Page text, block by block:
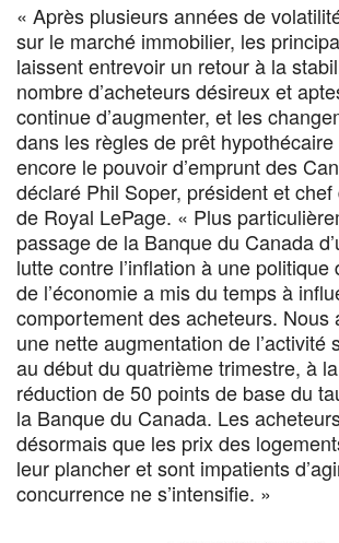
« Après plusieurs années de
sur le marché immobilier, les
laissent entrevoir un retour à la
nombre d’acheteurs désireux et
continue d’augmenter, et les
dans les règles de prêt
encore le pouvoir d’emprunt des
déclaré Phil Soper, président et
de Royal LePage. « Plus
passage de la Banque du Canada
lutte contre l’inflation à une politique
de l’économie a mis du temps à
comportement des acheteurs. Nous
une nette augmentation de l’activité
au début du quatrième trimestre, à
réduction de 50 points de base du
la Banque du Canada. Les
désormais que les prix des
leur plancher et sont impatients
concurrence ne s’intensifie. »